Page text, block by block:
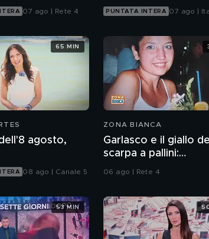
07 ago | Rete 4 PUNTATA INTERA 07 ago |
agosto,
08 ago | Canale 5
65 MIN
ZONA BIANCA
Garlasco e il giallo
scarpa a pallini:
compatibile col
06 ago | Rete 4
53 MIN